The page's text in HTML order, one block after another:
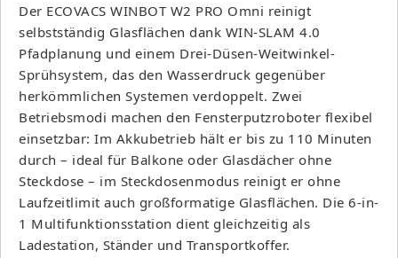
Der ECOVACS WINBOT W2 PRO Omni reinigt
selbstständig Glasflächen dank WIN-SLAM 4.0
Pfadplanung und einem Drei-Düsen-Weitwinkel-
Sprühsystem, das den Wasserdruck gegenüber
herkömmlichen Systemen verdoppelt. Zwei
Betriebsmodi machen den Fensterputzroboter flexibel
einsetzbar: Im Akkubetrieb hält er bis zu 110 Minuten
durch – ideal für Balkone oder Glasdächer ohne
Steckdose – im Steckdosenmodus reinigt er ohne
Laufzeitlimit auch großformatige Glasflächen. Die 6-in-
1 Multifunktionsstation dient gleichzeitig als
Ladestation, Ständer und Transportkoffer.